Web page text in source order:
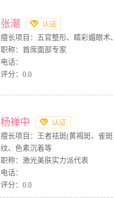
张潮
擅长项目：五官整形、睛彩媚眼
职称：首席面部专家
电话：
评分：0.0
杨禅中
擅长项目：王者祛斑(黄褐斑、雀
纹、色素沉着等
职称：激光美肤实力派代表
电话：
评分：0.0